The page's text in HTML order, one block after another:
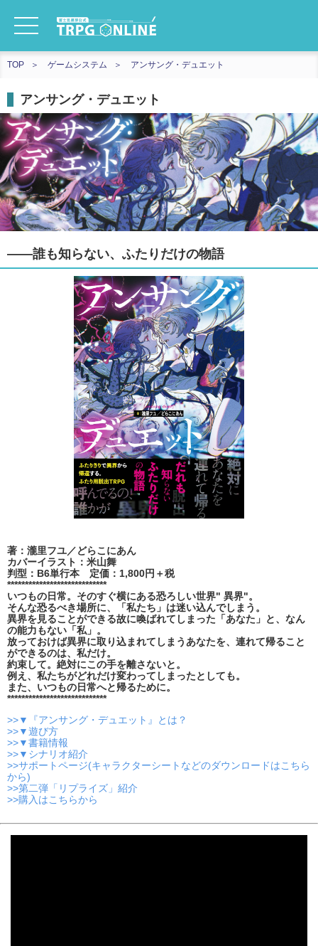
TOP ゲームシステム アンサング・デュエット
アンサング・デュエット
――誰も知らない、ふたりだけの物語
著：瀧里フユ／どらこにあん
カバーイラスト：米山舞
判型：B6単行本 定価：1,800円＋税
****************************
いつもの日常。そのすぐ横にある恐ろしい世界" 異界"。
そんな恐るべき場所に、「私たち」は迷い込んでしまう。
異界を見ることができる故に喚ばれてしまった「あなた」と、なん
の能力もない「私」。
放っておけば異界に取り込まれてしまうあなたを、連れて帰ること
ができるのは、私だけ。
約束して。絶対にこの手を離さないと。
例え、私たちがどれだけ変わってしまったとしても。
また、いつもの日常へと帰るために。
****************************
>>▼『アンサング・デュエット』とは？
>>▼遊び方
>>▼書籍情報
>>▼シナリオ紹介
>>サポートページ(キャラクターシートなどのダウンロードはこちら
から)
>>第二弾「リプライズ」紹介
>>購入はこちらから